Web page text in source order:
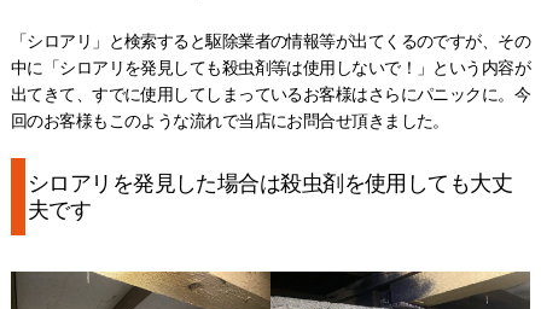
「シロアリ」と検索すると駆除業者の情報等が出てくるのですが、その
中に「シロアリを発見しても殺虫剤等は使用しないで！」という内容が
出てきて、すでに使用してしまっているお客様はさらにパニックに。今
回のお客様もこのような流れで当店にお問合せ頂きました。
シロアリを発見した場合は殺虫剤を使用しても大丈
夫です